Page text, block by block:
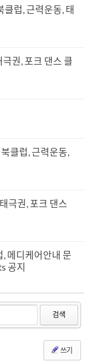
럽, 근력운동, 태
권, 포크 댄스 클
클럽, 근력운동,
극권, 포크 댄스
메디케어안내 문
공지
검색
쓰기